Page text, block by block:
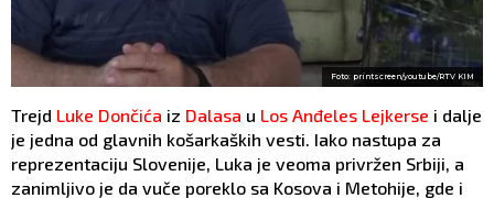
Foto: printscreen/youtube/RTV KIM
Trejd Luke Dončića iz Dalasa u Los Anđeles Lejkerse i dalje
je jedna od glavnih košarkaških vesti. Iako nastupa za
reprezentaciju Slovenije, Luka je veoma privržen Srbiji, a
zanimljivo je da vuče poreklo sa Kosova i Metohije, gde i